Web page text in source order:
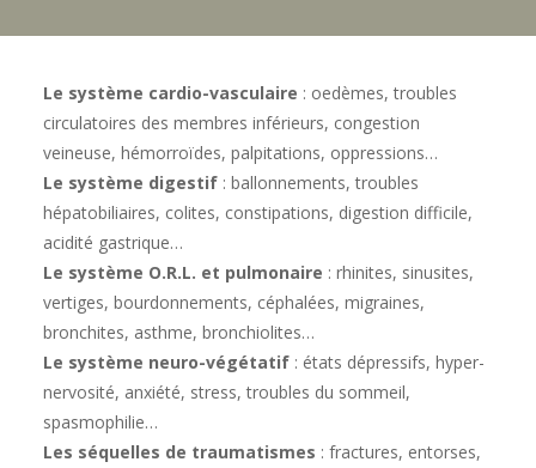
Le système cardio-vasculaire : oedèmes, troubles
circulatoires des membres inférieurs, congestion
veineuse, hémorroïdes, palpitations, oppressions…
Le système digestif: ballonnements, troubles
hépatobiliaires, colites, constipations, digestion difficile,
acidité gastrique…
Le système O.R.L. et pulmonaire : rhinites, sinusites,
vertiges, bourdonnements, céphalées, migraines,
bronchites, asthme, bronchiolites…
Le système neuro-végétatif: états dépressifs, hyper-
nervosité, anxiété, stress, troubles du sommeil,
spasmophilie…
Les séquelles de traumatismes : fractures, entorses,